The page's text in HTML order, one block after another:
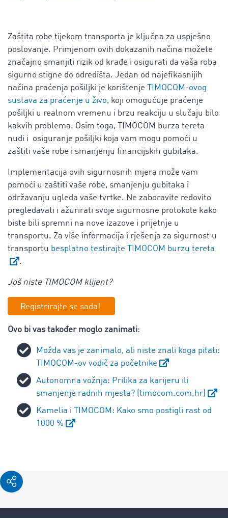
Zaštita robe tijekom transporta je ključna za uspješno
poslovanje. Primjenom ovih dokazanih načina možete
značajno smanjiti rizik od krađe i osigurati da vaša roba
sigurno stigne do odredišta. Jedan od najefikasnijih
načina praćenja pošiljki je korištenje
TIMOCOM-ovog
sustava za praćenje u živo, koji omogućuje praćenje
pošiljki u realnom vremenu i brzu reakciju u slučaju bilo
kakvih problema. Osim toga, TIMOCOM burza tereta
nudi i osiguranje pošiljki koja vam mogu pomoći u
zaštiti vaše robe i smanjenju financijskih gubitaka.
Implementacija ovih sigurnosnih mjera može vam
pomoći u zaštiti vaše robe, smanjenju gubitaka i
održavanju ugleda vaše tvrtke. Ne zaboravite redovito
pregledavati i ažurirati svoje sigurnosne protokole kako
biste bili spremni na nove izazove i prijetnje u
transportu. Za više informacija i rješenja za sigurnost u
transportu besplatno testirajte TIMOCOM burzu tereta
.
Još niste TIMOCOM klijent?
Registrirajte se sada!
Ovo bi vas također moglo zanimati:
Možda vas je zanimalo, ali niste znali koga pitati:
TIMOCOM-ov vodič za početnike
Autonomna vožnja: Prilika za karijeru ili
smanjenje radnih mjesta? (timocom.com.hr)
Kamelia i TIMOCOM: Kako smo postigli rast od
1000 %